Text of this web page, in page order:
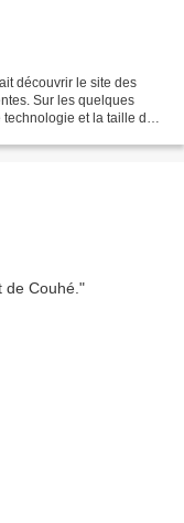
découvrir le site des
Sur les quelques
et la taille des